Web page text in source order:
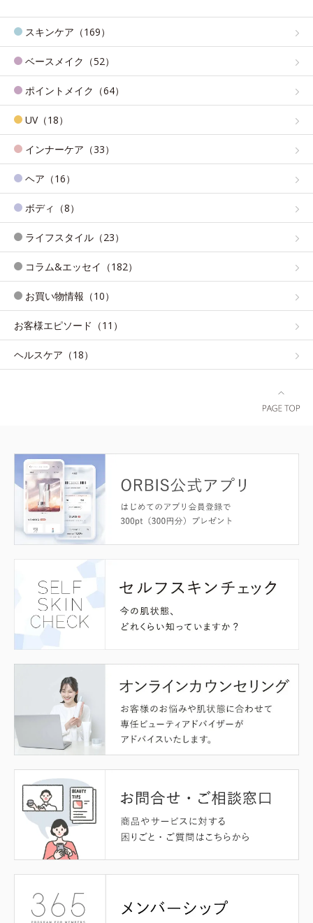
スキンケア（169）
ベースメイク（52）
ポイントメイク（64）
UV（18）
インナーケア（33）
ヘア（16）
ボディ（8）
ライフスタイル（23）
コラム&エッセイ（182）
お買い物情報（10）
お客様エピソード（11）
ヘルスケア（18）